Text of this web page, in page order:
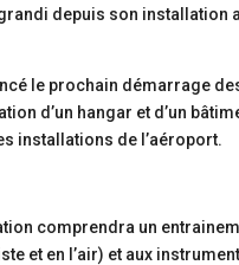
depuis son installation
le prochain démarrage
d’un hangar et d’un
installations de l’aéroport.
comprendra un
et en l’air) et aux